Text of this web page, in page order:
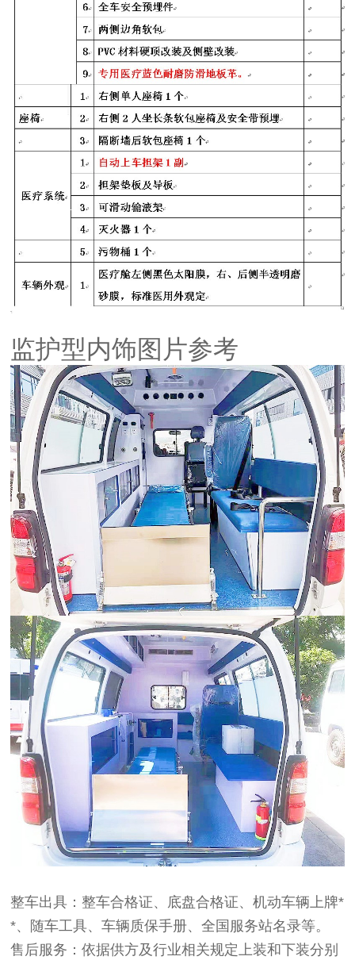
监护型内饰图片参考
整车出具：整车合格证、底盘合格证、机动车辆上牌*
*、随车工具、车辆质保手册、全国服务站名录等。
售后服务：依据供方及行业相关规定上装和下装分别